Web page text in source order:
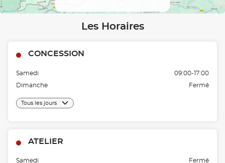
Les Horaires
CONCESSION
Samedi
09:00-17:00
Dimanche
Fermé
Tous les jours
ATELIER
Samedi
Fermé